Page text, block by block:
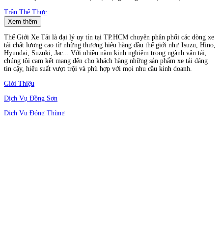
Trần Thế Thực
Xem thêm
Thế Giới Xe Tải là đại lý uy tín tại TP.HCM chuyên phân phối các dòng xe
tải chất lượng cao từ những thương hiệu hàng đầu thế giới như Isuzu, Hino,
Hyundai, Suzuki, Jac... Với nhiều năm kinh nghiệm trong ngành vận tải,
chúng tôi cam kết mang đến cho khách hàng những sản phẩm xe tải đáng
tin cậy, hiệu suất vượt trội và phù hợp với mọi nhu cầu kinh doanh.
Giới Thiệu
Dịch Vụ Đồng Sơn
Dịch Vụ Đóng Thùng